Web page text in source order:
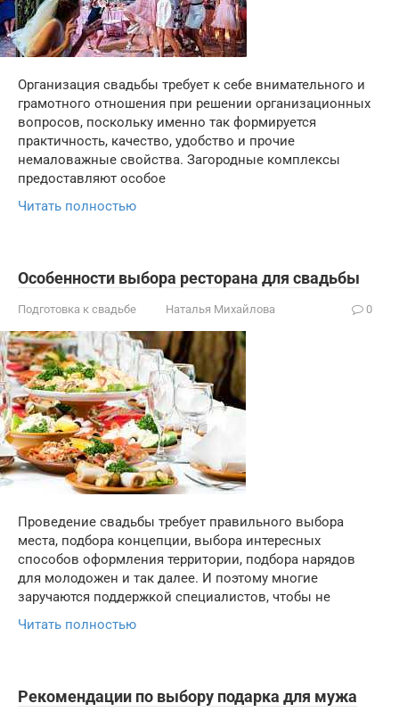
Организация свадьбы требует к себе внимательного и
грамотного отношения при решении организационных
вопросов, поскольку именно так формируется
практичность, качество, удобство и прочие
немаловажные свойства. Загородные комплексы
предоставляют особое
Читать полностью
Особенности выбора ресторана для свадьбы
Подготовка к свадьбе Наталья Михайлова 0
Проведение свадьбы требует правильного выбора
места, подбора концепции, выбора интересных
способов оформления территории, подбора нарядов
для молодожен и так далее. И поэтому многие
заручаются поддержкой специалистов, чтобы не
Читать полностью
Рекомендации по выбору подарка для мужа